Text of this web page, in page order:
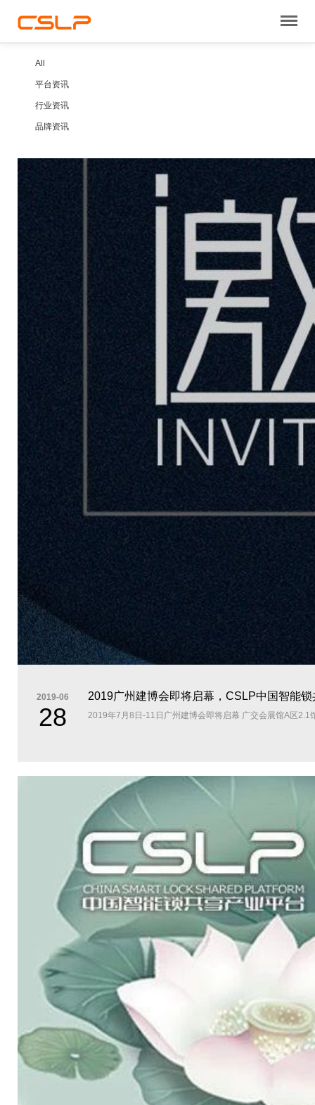
All
平台资讯
行业资讯
品牌资讯
2019广州建博会即将启幕，CSLP中国智能
2019-06
28 2019年7月8日-11日广州建博会即将启幕 广交会展馆A区2.1